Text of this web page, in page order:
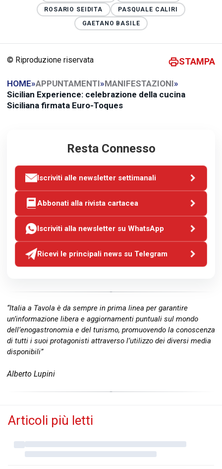
ROSARIO SEIDITA
PASQUALE CALIRI
GAETANO BASILE
© Riproduzione riservata STAMPA
HOME»APPUNTAMENTI»MANIFESTAZIONI»
Sicilian Experience: celebrazione della cucina
Siciliana firmata Euro-Toques
Resta Connesso
Iscriviti alle newsletter settimanali
Abbonati alla rivista cartacea
Iscriviti alla newsletter su WhatsApp
Ricevi le principali news su Telegram
“Italia a Tavola è da sempre in prima linea per garantire
un’informazione libera e aggiornamenti puntuali sul mondo
dell’enogastronomia e del turismo, promuovendo la conoscenza
di tutti i suoi protagonisti attraverso l’utilizzo dei diversi media
disponibili”
Alberto Lupini
Articoli più letti